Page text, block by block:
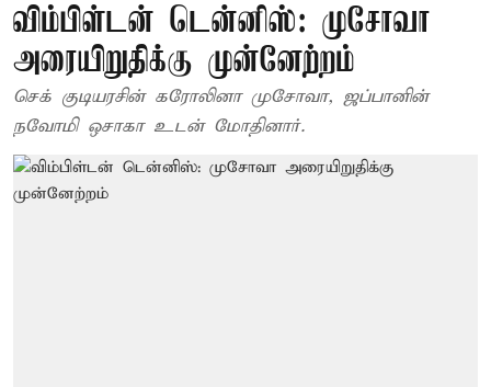
விம்பிள்டன் டென்னிஸ்: முசோவா
அரையிறுதிக்கு முன்னேற்றம்
செக் குடியரசின் கரோலினா முசோவா, ஜப்பானின்
நவோமி ஒசாகா உடன் மோதினார்.